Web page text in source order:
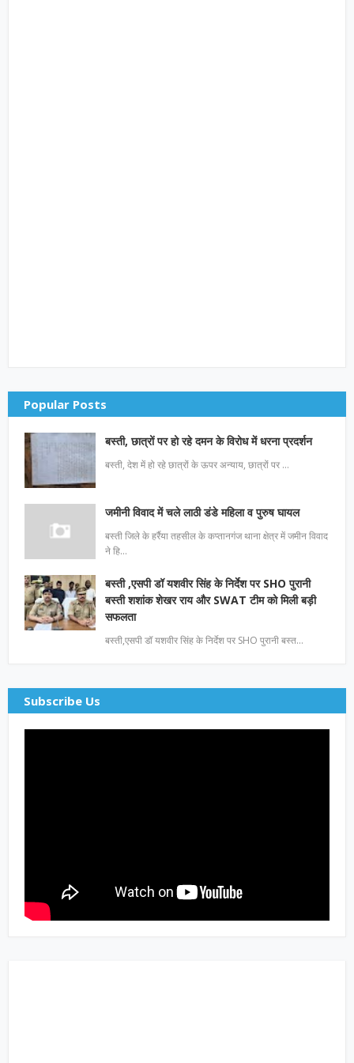
Popular Posts
बस्ती, छात्रों पर हो रहे दमन के विरोध में धरना प्रदर्शन
बस्ती, देश में हो रहे छात्रों के ऊपर अन्याय, छात्रों पर …
जमीनी विवाद में चले लाठी डंडे महिला व पुरुष घायल
बस्ती जिले के हर्रैया तहसील के कप्तानगंज थाना क्षेत्र में जमीन विवाद
ने हि…
बस्ती ,एसपी डॉ यशवीर सिंह के निर्देश पर SHO पुरानी
बस्ती शशांक शेखर राय और SWAT टीम को मिली बड़ी
सफलता
बस्ती,एसपी डॉ यशवीर सिंह के निर्देश पर SHO पुरानी बस्त…
Subscribe Us